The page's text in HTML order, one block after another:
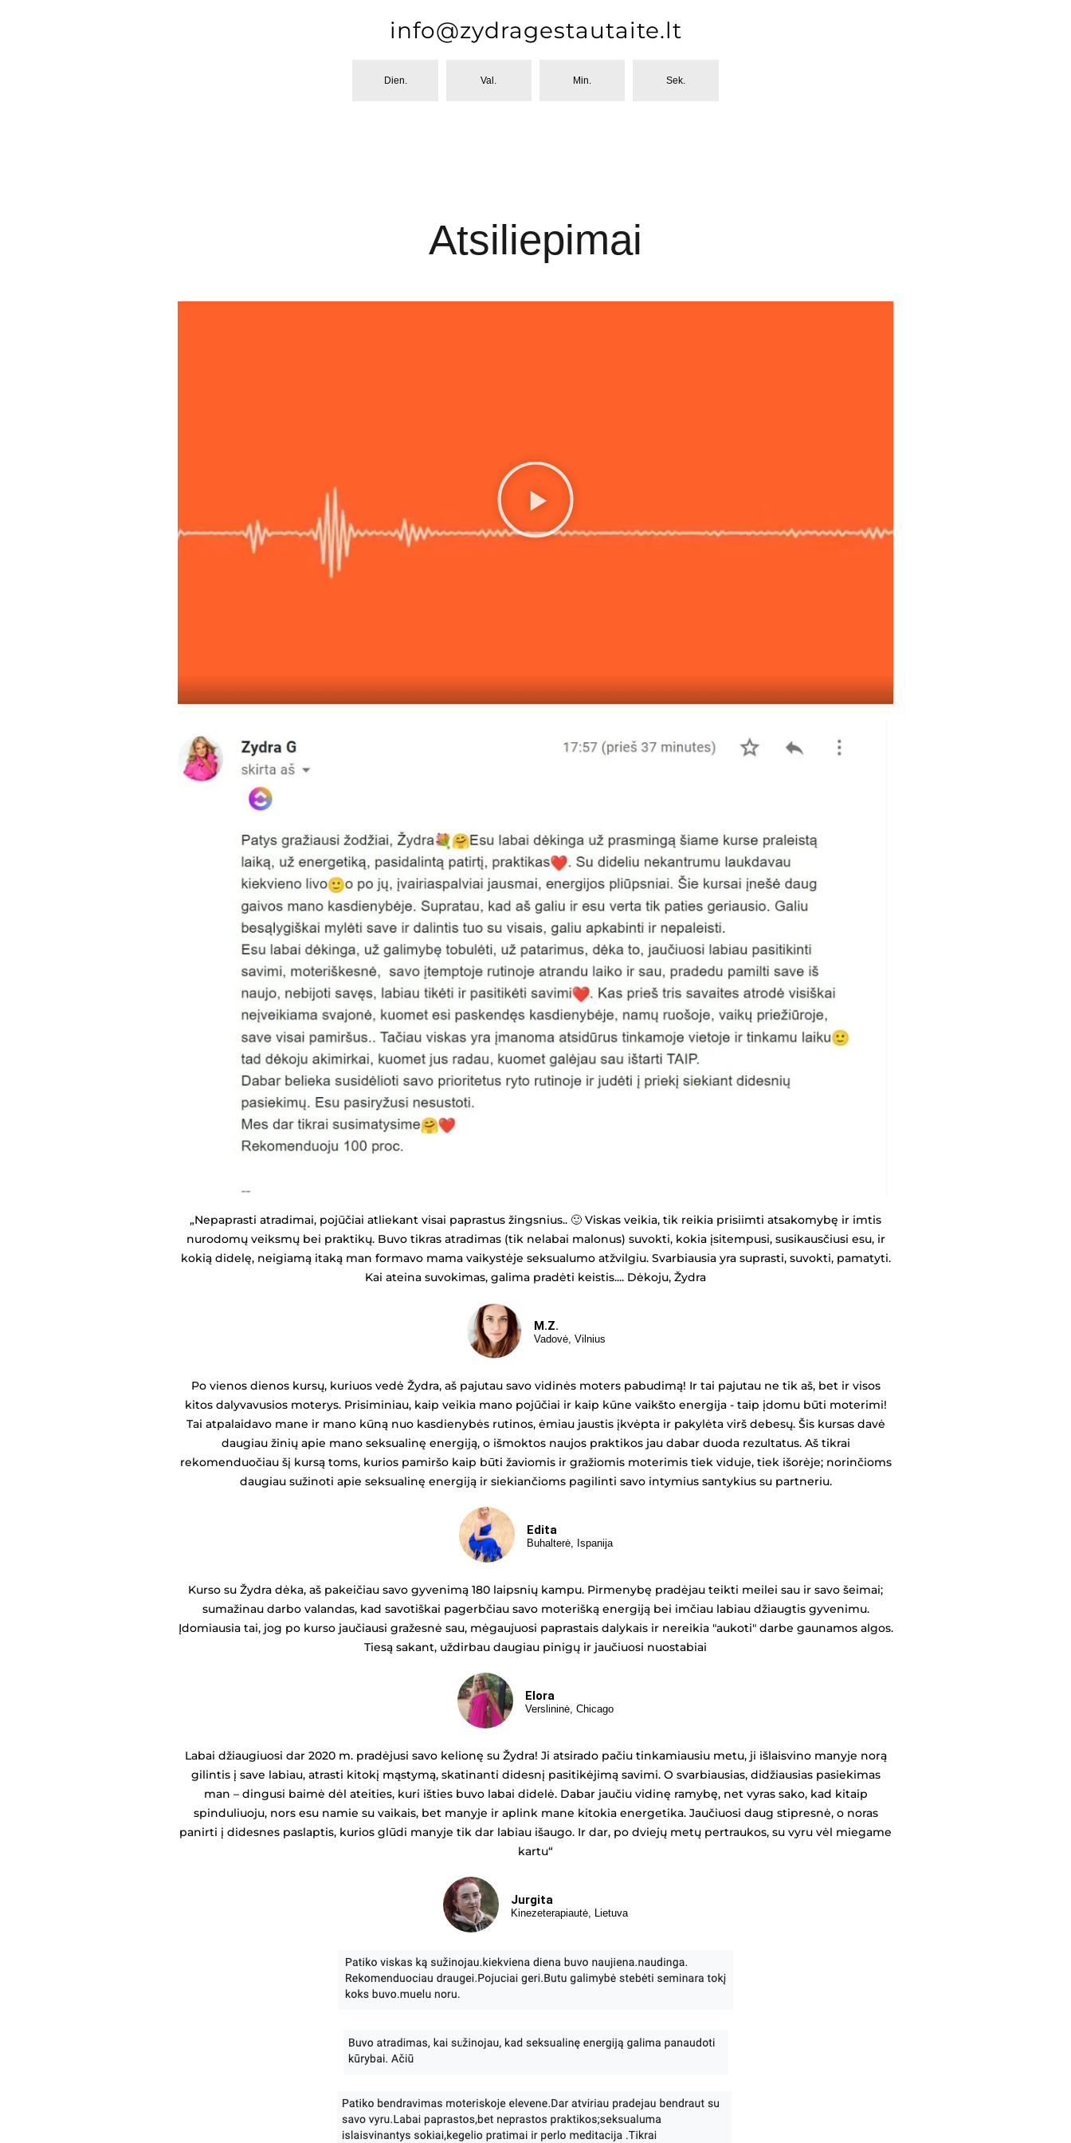
info@zydragestautaite.lt
Dien. Val. Min. Sek.
Atsiliepimai
„Nepaprasti atradimai, pojūčiai atliekant visai paprastus žingsnius.. 🙂 Viskas veikia, tik reikia prisiimti atsakomybę ir imtis
nurodomų veiksmų bei praktikų. Buvo tikras atradimas (tik nelabai malonus) suvokti, kokia įsitempusi, susikausčiusi esu, ir
kokią didelę, neigiamą itaką man formavo mama vaikystėje seksualumo atžvilgiu. Svarbiausia yra suprasti, suvokti, pamatyti.
Kai ateina suvokimas, galima pradėti keistis.... Dėkoju, Žydra
M.Z.
Vadovė, Vilnius
Po vienos dienos kursų, kuriuos vedė Žydra, aš pajutau savo vidinės moters pabudimą! Ir tai pajutau ne tik aš, bet ir visos
kitos dalyvavusios moterys. Prisiminiau, kaip veikia mano pojūčiai ir kaip kūne vaikšto energija - taip įdomu būti moterimi!
Tai atpalaidavo mane ir mano kūną nuo kasdienybės rutinos, ėmiau jaustis įkvėpta ir pakylėta virš debesų. Šis kursas davė
daugiau žinių apie mano seksualinę energiją, o išmoktos naujos praktikos jau dabar duoda rezultatus. Aš tikrai
rekomenduočiau šį kursą toms, kurios pamiršo kaip būti žaviomis ir gražiomis moterimis tiek viduje, tiek išorėje; norinčioms
daugiau sužinoti apie seksualinę energiją ir siekiančioms pagilinti savo intymius santykius su partneriu.
Edita
Buhalterė, Ispanija
Kurso su Žydra dėka, aš pakeičiau savo gyvenimą 180 laipsnių kampu. Pirmenybę pradėjau teikti meilei sau ir savo šeimai;
sumažinau darbo valandas, kad savotiškai pagerbčiau savo moterišką energiją bei imčiau labiau džiaugtis gyvenimu.
Įdomiausia tai, jog po kurso jaučiausi gražesnė sau, mėgaujuosi paprastais dalykais ir nereikia "aukoti" darbe gaunamos algos.
Tiesą sakant, uždirbau daugiau pinigų ir jaučiuosi nuostabiai
Elora
Verslininė, Chicago
Labai džiaugiuosi dar 2020 m. pradėjusi savo kelionę su Žydra! Ji atsirado pačiu tinkamiausiu metu, ji išlaisvino manyje norą
gilintis į save labiau, atrasti kitokį mąstymą, skatinanti didesnį pasitikėjimą savimi. O svarbiausias, didžiausias pasiekimas
man – dingusi baimė dėl ateities, kuri išties buvo labai didelė. Dabar jaučiu vidinę ramybę, net vyras sako, kad kitaip
spinduliuoju, nors esu namie su vaikais, bet manyje ir aplink mane kitokia energetika. Jaučiuosi daug stipresnė, o noras
panirti į didesnes paslaptis, kurios glūdi manyje tik dar labiau išaugo. Ir dar, po dviejų metų pertraukos, su vyru vėl miegame
kartu“
Jurgita
Kinezeterapiautė, Lietuva